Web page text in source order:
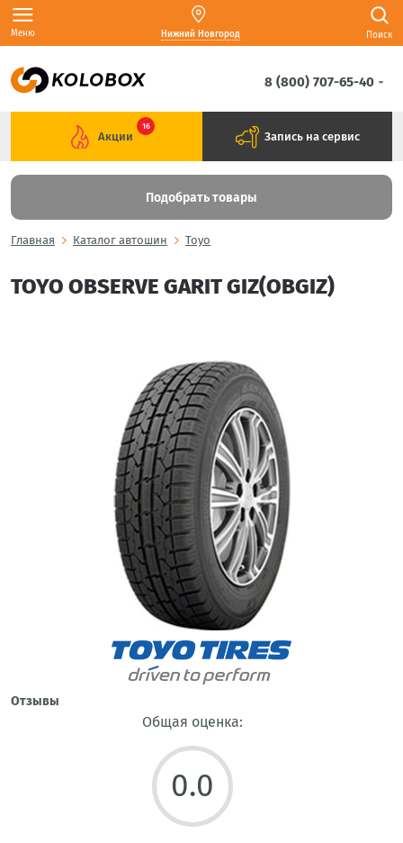
Меню Нижний Новгород Поиск
8 (800) 707-65-40
Акции
16
Запись на сервис
Подобрать товары
Главная Каталог автошин Toyo
TOYO OBSERVE GARIT GIZ(OBGIZ)
Отзывы
Общая оценка:
0.0